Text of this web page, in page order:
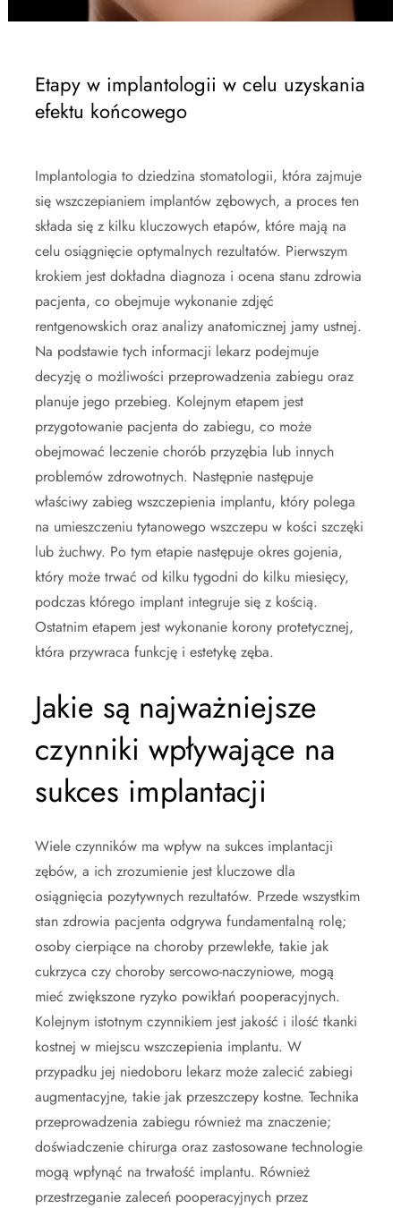
Etapy w implantologii w celu uzyskania
efektu końcowego
Implantologia to dziedzina stomatologii, która zajmuje
się wszczepianiem implantów zębowych, a proces ten
składa się z kilku kluczowych etapów, które mają na
celu osiągnięcie optymalnych rezultatów. Pierwszym
krokiem jest dokładna diagnoza i ocena stanu zdrowia
pacjenta, co obejmuje wykonanie zdjęć
rentgenowskich oraz analizy anatomicznej jamy ustnej.
Na podstawie tych informacji lekarz podejmuje
decyzję o możliwości przeprowadzenia zabiegu oraz
planuje jego przebieg. Kolejnym etapem jest
przygotowanie pacjenta do zabiegu, co może
obejmować leczenie chorób przyzębia lub innych
problemów zdrowotnych. Następnie następuje
właściwy zabieg wszczepienia implantu, który polega
na umieszczeniu tytanowego wszczepu w kości szczęki
lub żuchwy. Po tym etapie następuje okres gojenia,
który może trwać od kilku tygodni do kilku miesięcy,
podczas którego implant integruje się z kością.
Ostatnim etapem jest wykonanie korony protetycznej,
która przywraca funkcję i estetykę zęba.
Jakie są najważniejsze
czynniki wpływające na
sukces implantacji
Wiele czynników ma wpływ na sukces implantacji
zębów, a ich zrozumienie jest kluczowe dla
osiągnięcia pozytywnych rezultatów. Przede wszystkim
stan zdrowia pacjenta odgrywa fundamentalną rolę;
osoby cierpiące na choroby przewlekłe, takie jak
cukrzyca czy choroby sercowo-naczyniowe, mogą
mieć zwiększone ryzyko powikłań pooperacyjnych.
Kolejnym istotnym czynnikiem jest jakość i ilość tkanki
kostnej w miejscu wszczepienia implantu. W
przypadku jej niedoboru lekarz może zalecić zabiegi
augmentacyjne, takie jak przeszczepy kostne. Technika
przeprowadzenia zabiegu również ma znaczenie;
doświadczenie chirurga oraz zastosowane technologie
mogą wpłynąć na trwałość implantu. Również
przestrzeganie zaleceń pooperacyjnych przez